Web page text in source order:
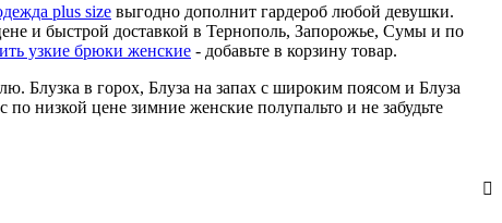
plus size выгодно дополнит гардероб любой девушки.
и быстрой доставкой в Тернополь, Запорожье, Сумы и по
узкие брюки женские - добавьте в корзину товар.
Блузка в горох, Блуза на запах с широким поясом и Блуза
низкой цене зимние женские полупальто и не забудьте